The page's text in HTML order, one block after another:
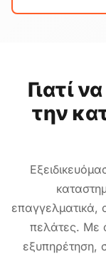
Γιατί
την
επαγγελματικά,
πελάτες. Με
εξυπηρέτηση,